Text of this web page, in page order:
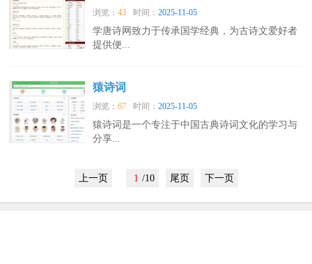
浏览：43 时间：2025-11-05
学唐诗网致力于传承国学经典，为古诗文爱好者
提供便...
猿诗词
浏览：67 时间：2025-11-05
猿诗词是一个专注于中国古典诗词文化的学习与
分享...
上一页 1 /10 尾页 下一页